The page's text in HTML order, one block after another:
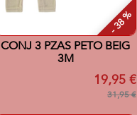
- 38 %
CONJ 3 PZAS PETO BEIG
3M
19,95 €
31,95 €